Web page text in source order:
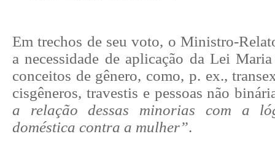
Em trechos de seu voto, o Ministro-
a necessidade de aplicação da Lei
conceitos de gênero, como, p. ex.,
cisgêneros, travestis e pessoas não
a relação dessas minorias com a
doméstica contra a mulher”.